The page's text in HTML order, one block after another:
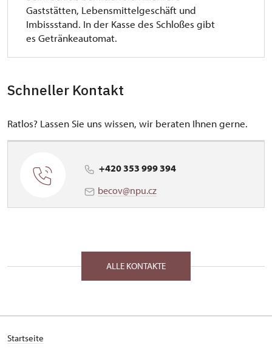
Gaststätten, Lebensmittelgeschäft und
Imbissstand. In der Kasse des Schloßes gibt
es Getränkeautomat.
Schneller Kontakt
Ratlos? Lassen Sie uns wissen, wir beraten Ihnen gerne.
+420 353 999 394
becov@npu.cz
ALLE KONTAKTE
Startseite